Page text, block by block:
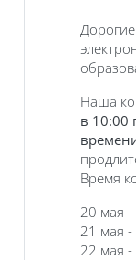
Наша
в 10:00
Время
20 мая
21 мая
22 мая